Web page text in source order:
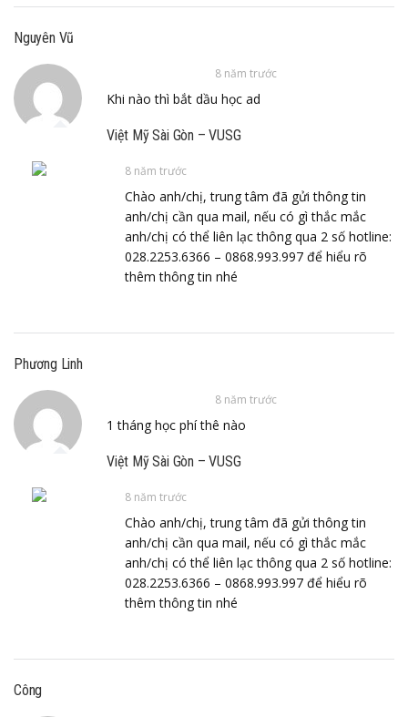
Nguyên Vũ
8 năm trước
Khi nào thì bắt dầu học ad
Việt Mỹ Sài Gòn – VUSG
8 năm trước
Chào anh/chị, trung tâm đã gửi thông tin
anh/chị cần qua mail, nếu có gì thắc mắc
anh/chị có thể liên lạc thông qua 2 số hotline:
028.2253.6366 – 0868.993.997 để hiểu rõ
thêm thông tin nhé
Phương Linh
8 năm trước
1 tháng học phí thê nào
Việt Mỹ Sài Gòn – VUSG
8 năm trước
Chào anh/chị, trung tâm đã gửi thông tin
anh/chị cần qua mail, nếu có gì thắc mắc
anh/chị có thể liên lạc thông qua 2 số hotline:
028.2253.6366 – 0868.993.997 để hiểu rõ
thêm thông tin nhé
Công